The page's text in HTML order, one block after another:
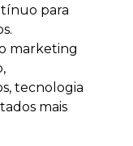
para
marketing
tecnologia
mais